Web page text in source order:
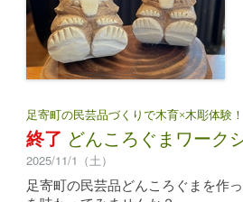
足寄町の民芸品づくりで木育×木彫体験！
終了 どんころぐまワーク
2025/11/1（土）
足寄町の民芸品どんころぐまを作